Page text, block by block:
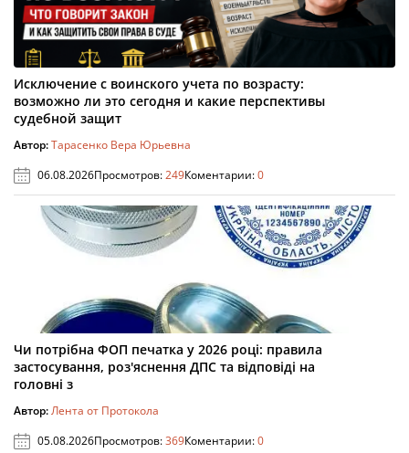
Исключение с воинского учета по возрасту:
возможно ли это сегодня и какие перспективы
судебной защит
Автор:Тарасенко Вера Юрьевна
06.08.2026Просмотров:249Коментарии:0
Чи потрібна ФОП печатка у 2026 році: правила
застосування, роз'яснення ДПС та відповіді на
головні з
Автор:Лента от Протокола
05.08.2026Просмотров:369Коментарии:0